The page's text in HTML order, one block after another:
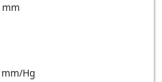
mm
mm/Hg